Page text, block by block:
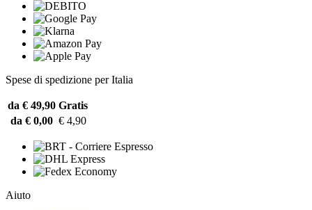
Spese di spedizione per Italia
da € 49,90 Gratis
da € 0,00 € 4,90
Aiuto